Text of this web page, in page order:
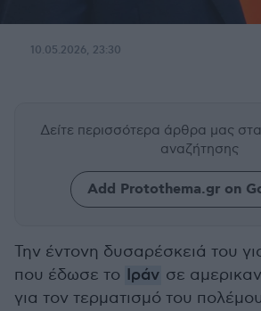
10.05.2026, 23:30
Δείτε περισσότερα άρθρα μας
αναζήτησης
Add Protothema.gr on
Την έντονη δυσαρέσκειά του
που έδωσε το Ιράν σε
για τον τερματισμό του